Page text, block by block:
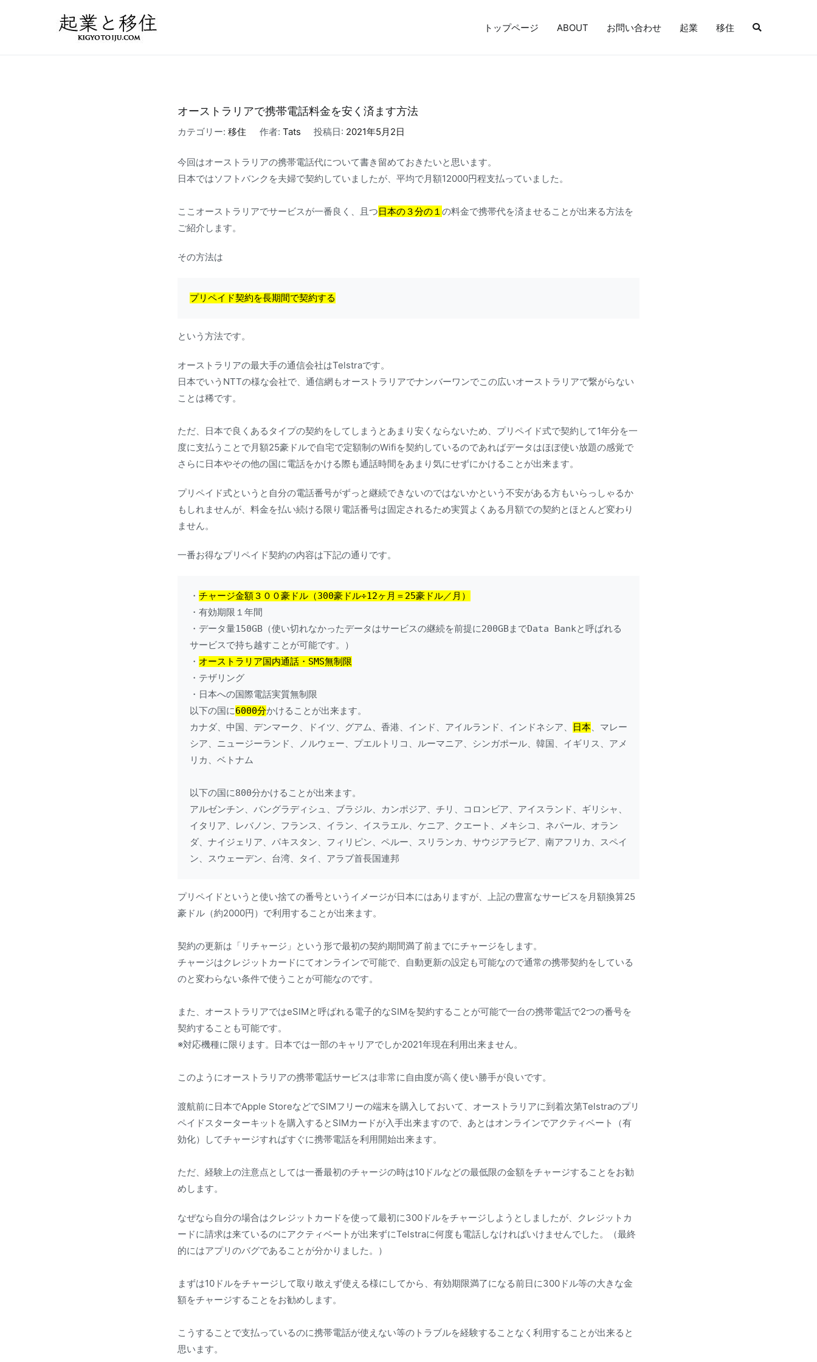
50万円で起業した会社を5億円で売却しFIRE。オーストラリア投資家ビザ移住体験記
トップページ ABOUT お問い合わせ 起業 移住
オーストラリアで携帯電話料金を安く済ます方法
カテゴリー: 移住 作者: Tats 投稿日: 2021年5月2日
今回はオーストラリアの携帯電話代について書き留めておきたいと思います。
日本ではソフトバンクを夫婦で契約していましたが、平均で月額12000円程支払っていました。
ここオーストラリアでサービスが一番良く、且つ日本の３分の１ の料金で携帯代を済ませることが出来る方法を
ご紹介します。
その方法は
プリペイド契約を長期間で契約する
という方法です。
オーストラリアの最大手の通信会社はTelstraです。
日本でいうNTTの様な会社で、通信網もオーストラリアでナンバーワンでこの広いオーストラリアで繋がらない
ことは稀です。
ただ、日本で良くあるタイプの契約をしてしまうとあまり安くならないため、プリペイド式で契約して1年分を一
度に支払うことで月額25豪ドルで自宅で定額制のWifiを契約しているのであればデータはほぼ使い放題の感覚で
さらに日本やその他の国に電話をかける際も通話時間をあまり気にせずにかけることが出来ます。
プリペイド式というと自分の電話番号がずっと継続できないのではないかという不安がある方もいらっしゃるか
もしれませんが、料金を払い続ける限り電話番号は固定されるため実質よくある月額での契約とほとんど変わり
ません。
一番お得なプリペイド契約の内容は下記の通りです。
・ チャージ金額３００豪ドル（300豪ドル÷12ヶ月＝25豪ドル／月）
・有効期限１年間
・データ量150GB（使い切れなかったデータはサービスの継続を前提に200GBまでData Bankと呼ばれる
サービスで持ち越すことが可能です。）
・ オーストラリア国内通話・SMS無制限
・テザリング
・日本への国際電話実質無制限
以下の国に6000分かけることが出来ます。
カナダ、中国、デンマーク、ドイツ、グアム、香港、インド、アイルランド、インドネシア、
日本 、マレー
シア、ニュージーランド、ノルウェー、プエルトリコ、ルーマニア、シンガポール、韓国、イギリス、アメ
リカ、ベトナム
以下の国に800分かけることが出来ます。
アルゼンチン、バングラディシュ、ブラジル、カンポジア、チリ、コロンビア、アイスランド、ギリシャ、
イタリア、レバノン、フランス、イラン、イスラエル、ケニア、クエート、メキシコ、ネパール、オラン
ダ、ナイジェリア、パキスタン、フィリピン、ペルー、スリランカ、サウジアラビア、南アフリカ、スペイ
ン、スウェーデン、台湾、タイ、アラブ首長国連邦
プリペイドというと使い捨ての番号というイメージが日本にはありますが、上記の豊富なサービスを月額換算25
豪ドル（約2000円）で利用することが出来ます。
契約の更新は「リチャージ」という形で最初の契約期間満了前までにチャージをします。
チャージはクレジットカードにてオンラインで可能で、自動更新の設定も可能なので通常の携帯契約をしている
のと変わらない条件で使うことが可能なのです。
また、オーストラリアではeSIMと呼ばれる電子的なSIMを契約することが可能で一台の携帯電話で2つの番号を
契約することも可能です。
※対応機種に限ります。日本では一部のキャリアでしか2021年現在利用出来ません。
このようにオーストラリアの携帯電話サービスは非常に自由度が高く使い勝手が良いです。
渡航前に日本でApple StoreなどでSIMフリーの端末を購入しておいて、オーストラリアに到着次第Telstraのプリ
ペイドスターターキットを購入するとSIMカードが入手出来ますので、あとはオンラインでアクティベート（有
効化）してチャージすればすぐに携帯電話を利用開始出来ます。
ただ、経験上の注意点としては一番最初のチャージの時は10ドルなどの最低限の金額をチャージすることをお勧
めします。
なぜなら自分の場合はクレジットカードを使って最初に300ドルをチャージしようとしましたが、クレジットカ
ードに請求は来ているのにアクティベートが出来ずにTelstraに何度も電話しなければいけませんでした。（最終
的にはアプリのバグであることが分かりました。）
まずは10ドルをチャージして取り敢えず使える様にしてから、有効期限満了になる前日に300ドル等の大きな金
額をチャージすることをお勧めします。
こうすることで支払っているのに携帯電話が使えない等のトラブルを経験することなく利用することが出来ると
思います。